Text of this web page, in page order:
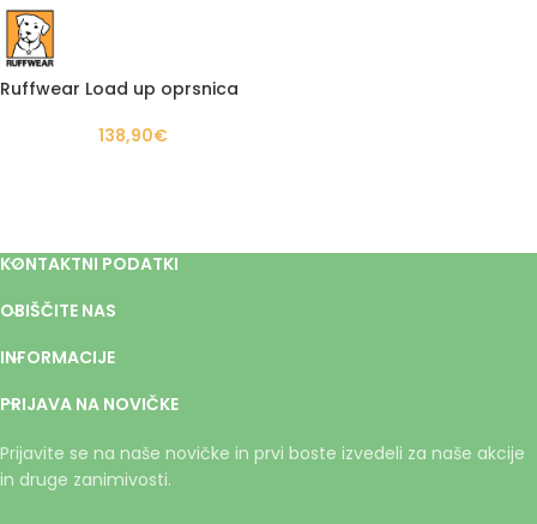
Ruffwear Load up oprsnica
138,90€
KONTAKTNI PODATKI
OBIŠČITE NAS
INFORMACIJE
PRIJAVA NA NOVIČKE
Prijavite se na naše novičke in prvi boste izvedeli za naše akcije
in druge zanimivosti.